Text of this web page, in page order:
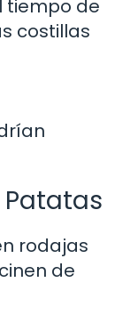
tiempo de
costillas
rodajas
de